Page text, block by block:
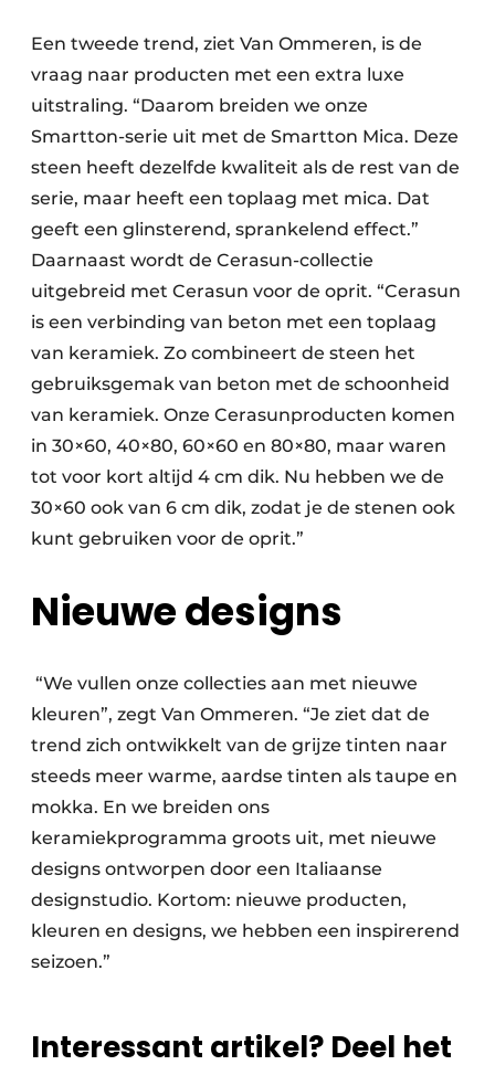
Een tweede trend, ziet Van Ommeren, is de
vraag naar producten met een extra luxe
uitstraling. “Daarom breiden we onze
Smartton-serie uit met de Smartton Mica. Deze
steen heeft dezelfde kwaliteit als de rest van de
serie, maar heeft een toplaag met mica. Dat
geeft een glinsterend, sprankelend effect.”
Daarnaast wordt de Cerasun-collectie
uitgebreid met Cerasun voor de oprit. “Cerasun
is een verbinding van beton met een toplaag
van keramiek. Zo combineert de steen het
gebruiksgemak van beton met de schoonheid
van keramiek. Onze Cerasunproducten komen
in 30×60, 40×80, 60×60 en 80×80, maar waren
tot voor kort altijd 4 cm dik. Nu hebben we de
30×60 ook van 6 cm dik, zodat je de stenen ook
kunt gebruiken voor de oprit.”
Nieuwe designs
“We vullen onze collecties aan met nieuwe
kleuren”, zegt Van Ommeren. “Je ziet dat de
trend zich ontwikkelt van de grijze tinten naar
steeds meer warme, aardse tinten als taupe en
mokka. En we breiden ons
keramiekprogramma groots uit, met nieuwe
designs ontworpen door een Italiaanse
designstudio. Kortom: nieuwe producten,
kleuren en designs, we hebben een inspirerend
seizoen.”
Interessant artikel? Deel het